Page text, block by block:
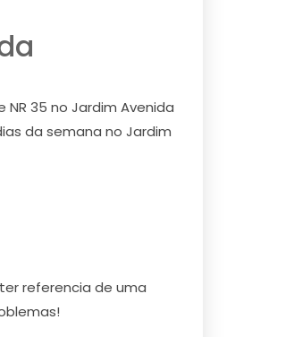
35 no Jardim Avenida
da semana no Jardim
referencia de uma